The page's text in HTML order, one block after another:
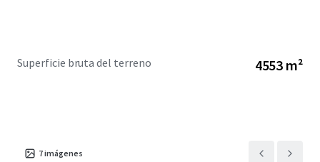
Superficie bruta del terreno 4553 m²
7imágenes